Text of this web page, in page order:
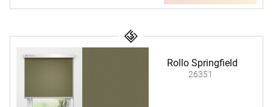
Rollo Springfield
26351